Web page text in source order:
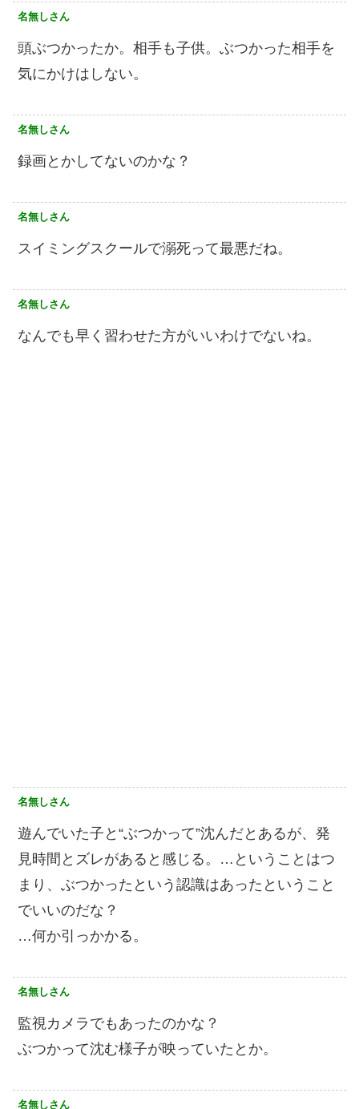
名無しさん
頭ぶつかったか。相手も子供。ぶつかった相手を
気にかけはしない。
名無しさん
録画とかしてないのかな？
名無しさん
スイミングスクールで溺死って最悪だね。
名無しさん
なんでも早く習わせた方がいいわけでないね。
名無しさん
遊んでいた子と“ぶつかって”沈んだとあるが、発
見時間とズレがあると感じる。…ということはつ
まり、ぶつかったという認識はあったということ
でいいのだな？
…何か引っかかる。
名無しさん
監視カメラでもあったのかな？
ぶつかって沈む様子が映っていたとか。
名無しさん